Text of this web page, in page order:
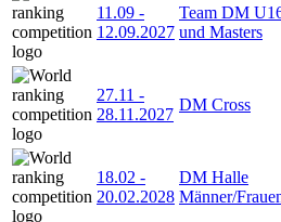
11.09 -
12.09.2027
Team DM
und Masters
27.11 -
28.11.2027
DM Cross
18.02 -
20.02.2028
DM Halle
Männer/